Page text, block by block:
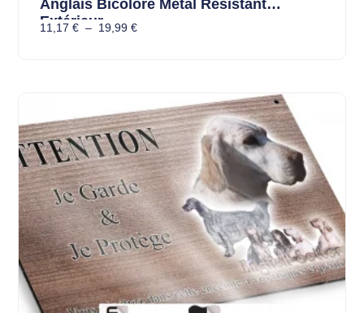
Anglais Bicolore Métal Résistant
Extérieur
11,17 € – 19,99 €